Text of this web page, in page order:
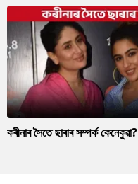
কৰীনাৰ সৈতে ছাৰাৰ সম্পৰ্ক কেনেকুৱা?